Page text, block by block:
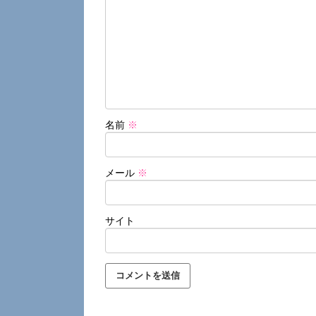
名前 ※
メール ※
サイト